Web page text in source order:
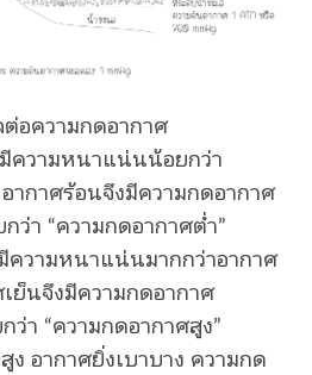
อความกดอากาศ
ความหนาแน่นน้อยกว่า
ากาศร้อนจึงมีความกดอากาศ
ว่า “ความกดอากาศต่ำ”
ความหนาแน่นมากกว่าอากาศ
ย็นจึงมีความกดอากาศ
ว่า “ความกดอากาศสูง”
ง อากาศยิ่งเบาบาง ความกด